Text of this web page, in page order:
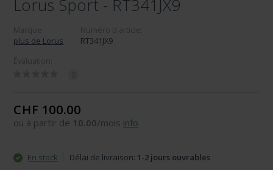
Lorus Sport - RT341JX9
plus de Lorus
RT341JX9
CHF 100.00
ou à partir de 10.00/mois info
En stock Délai de livraison: 1-2 jours ouvrables